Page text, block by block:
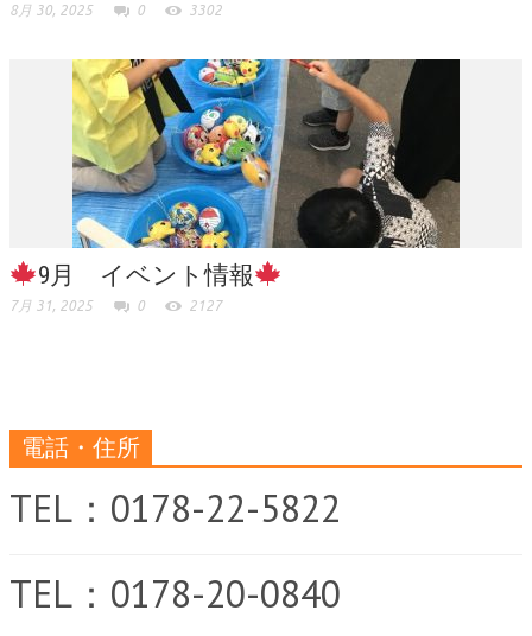
8月 30, 2025 0 3302
9月 イベント情報
7月 31, 2025 0 2127
電話・住所
TEL：0178-22-5822
TEL：0178-20-0840